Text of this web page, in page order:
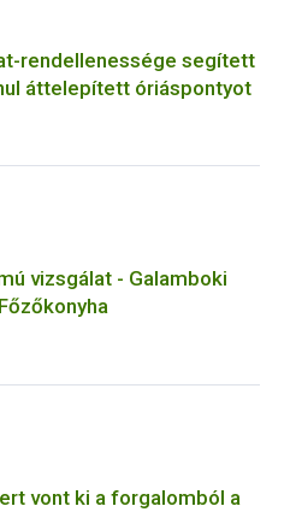
rendellenessége segített
áttelepített óriáspontyot
vizsgálat - Galamboki
vont ki a forgalomból a